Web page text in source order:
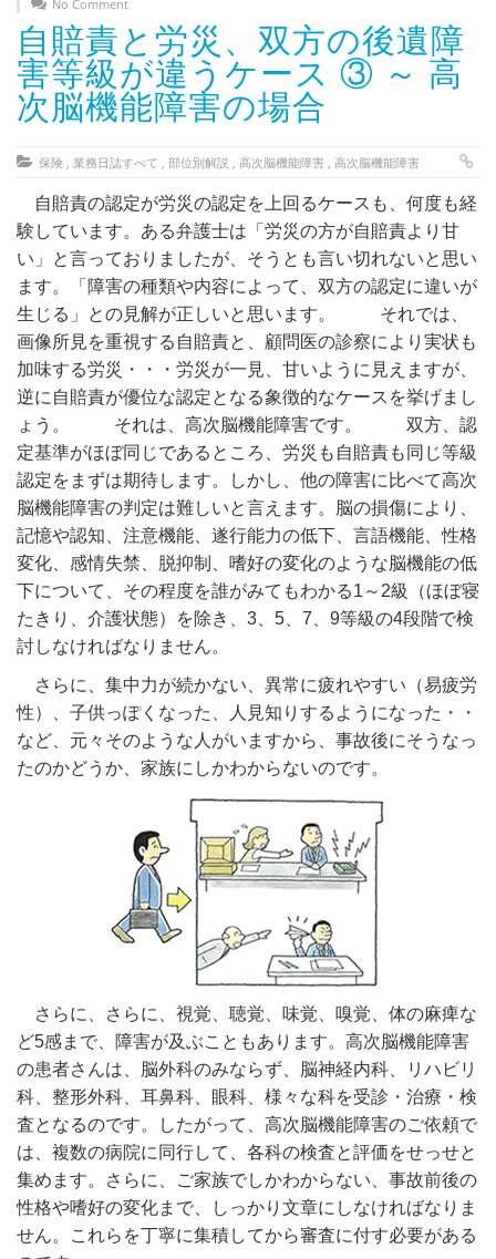
No Comment
自賠責と労災、双方の後遺障
害等級が違うケース ③ ～ 高
次脳機能障害の場合
保険 業務日誌すべて 部位別解説 高次脳機能障害 高次脳機能障害
自賠責の認定が労災の認定を上回るケースも、何度も経
験しています。ある弁護士は「労災の方が自賠責より甘
い」と言っておりましたが、そうとも言い切れないと思い
ます。「障害の種類や内容によって、双方の認定に違いが
生じる」との見解が正しいと思います。 それでは、
画像所見を重視する自賠責と、顧問医の診察により実状も
加味する労災・・・労災が一見、甘いように見えますが、
逆に自賠責が優位な認定となる象徴的なケースを挙げまし
ょう。 それは、高次脳機能障害です。 双方、認
定基準がほぼ同じであるところ、労災も自賠責も同じ等級
認定をまずは期待します。しかし、他の障害に比べて高次
脳機能障害の判定は難しいと言えます。脳の損傷により、
記憶や認知、注意機能、遂行能力の低下、言語機能、性格
変化、感情失禁、脱抑制、嗜好の変化のような脳機能の低
下について、その程度を誰がみてもわかる1～2級（ほぼ寝
たきり、介護状態）を除き、3、5、7、9等級の4段階で検
討しなければなりません。
さらに、集中力が続かない、異常に疲れやすい（易疲労
性）、子供っぽくなった、人見知りするようになった・・
など、元々そのような人がいますから、事故後にそうなっ
たのかどうか、家族にしかわからないのです。
さらに、さらに、視覚、聴覚、味覚、嗅覚、体の麻痺な
ど5感まで、障害が及ぶこともあります。高次脳機能障害
の患者さんは、脳外科のみならず、脳神経内科、リハビリ
科、整形外科、耳鼻科、眼科、様々な科を受診・治療・検
査となるのです。したがって、高次脳機能障害のご依頼で
は、複数の病院に同行して、各科の検査と評価をせっせと
集めます。さらに、ご家族でしかわからない、事故前後の
性格や嗜好の変化まで、しっかり文章にしなければなりま
せん。これらを丁寧に集積してから審査に付す必要がある